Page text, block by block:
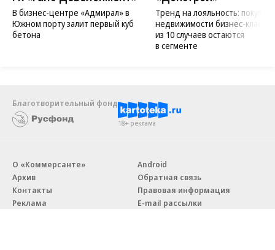
В бизнес-центре «Адмирал» в
Южном порту залит первый куб
бетона
Тренд на лояльность:
недвижимости бизнес-класса
из 10 случаев остаются
в сегменте
Благотворительный фонд
18+ реклама
О «Коммерсанте»
Архив
Контакты
Реклама
Android
Обратная связь
Правовая информация
E-mail рассылки